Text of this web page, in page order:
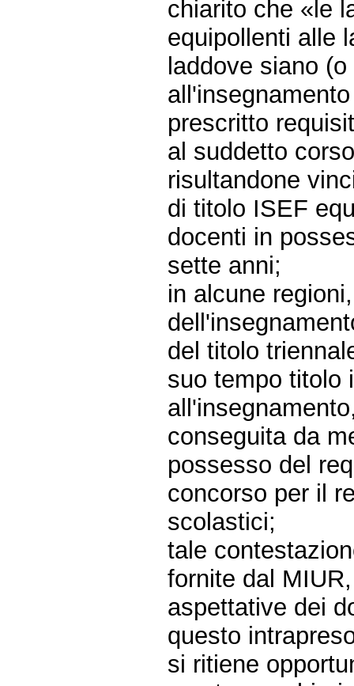
chiarito che «le
equipollenti alle
laddove siano
prescritto
al suddetto
risultandone
di titolo ISEF
docenti in
sette anni;
in alcune
del titolo
suo tempo titolo
conseguita da
possesso del
concorso per il
scolastici;
tale
fornite dal
aspettative dei
questo
si ritiene